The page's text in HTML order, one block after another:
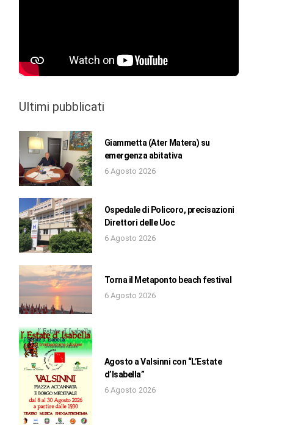
Ultimi pubblicati
Giammetta (Ater Matera) su
emergenza abitativa
6 Agosto 2026
Ospedale di Policoro, precisazioni
Direttori delle Uoc
6 Agosto 2026
Torna il Metaponto beach festival
6 Agosto 2026
Agosto a Valsinni con “L’Estate
d’Isabella”
6 Agosto 2026